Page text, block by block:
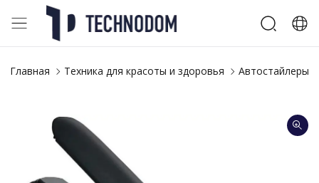
Главная Техника для красоты и здоровья Автостайлеры